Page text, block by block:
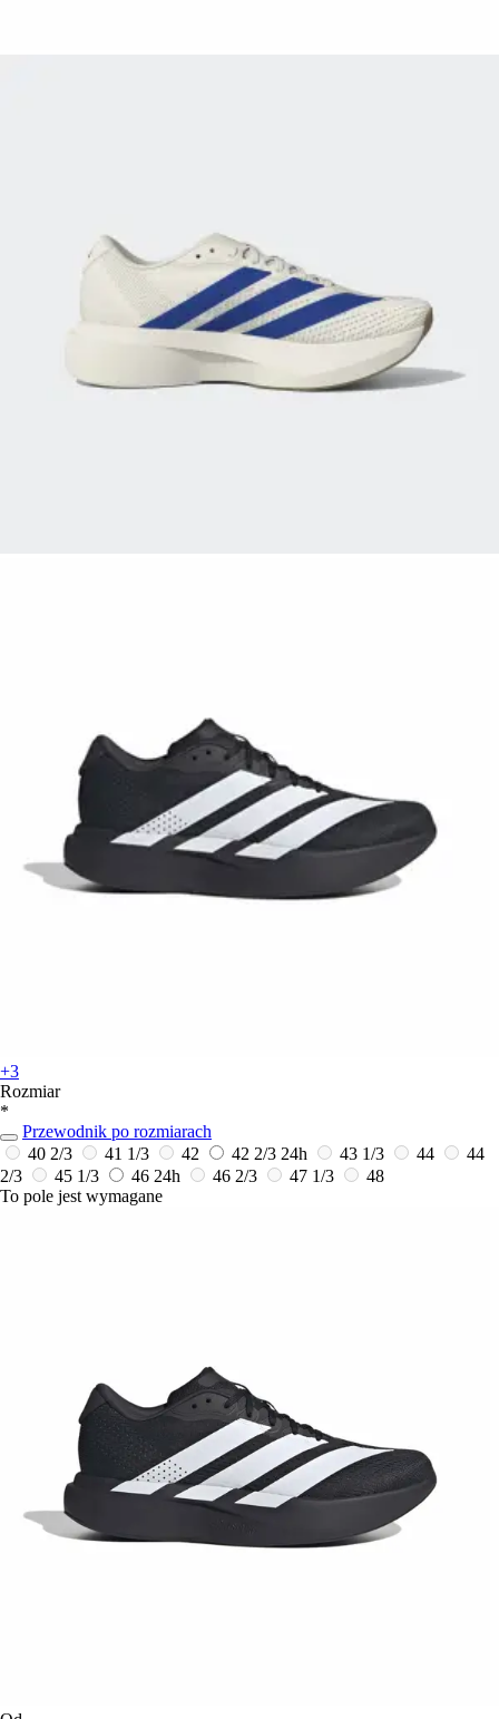
+3
Rozmiar
*
Przewodnik po rozmiarach
40 2/3
41 1/3 42 42 2/3 24h 43 1/3 44
44
2/3
45 1/3 46 24h 46 2/3 47 1/3
48
To pole jest wymagane